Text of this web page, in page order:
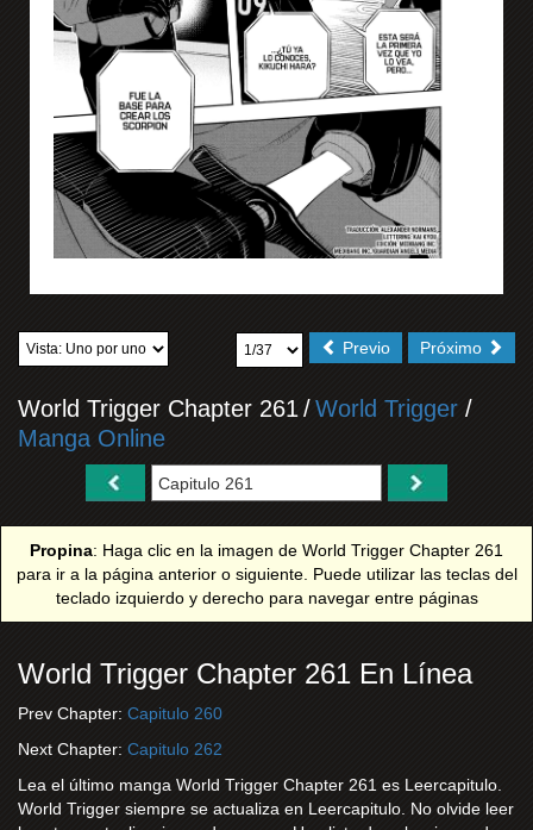
Próximo
Previo
World Trigger Chapter 261 /World Trigger /
Manga Online
Propina: Haga clic en la imagen de World Trigger Chapter 261
para ir a la página anterior o siguiente. Puede utilizar las teclas del
teclado izquierdo y derecho para navegar entre páginas
World Trigger Chapter 261 En Línea
Prev Chapter: Capitulo 260
Next Chapter: Capitulo 262
Lea el último manga World Trigger Chapter 261 es Leercapitulo.
World Trigger siempre se actualiza en Leercapitulo. No olvide leer